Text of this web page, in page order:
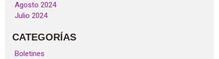
Agosto 2024
Julio 2024
CATEGORÍAS
Boletines